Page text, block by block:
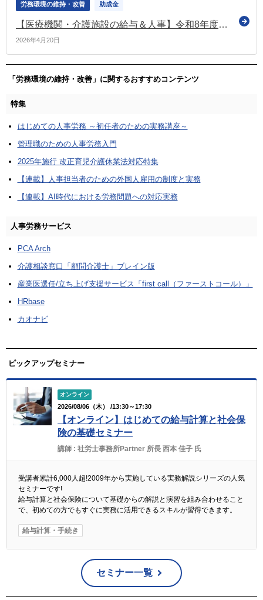
労務環境の維持・改善 助成金
【医療機関・介護施設の給与＆人事】令和8年度診療報酬改定におけるベースアップ評価料の主な変更点
2026年4月20日
「労務環境の維持・改善」に関するおすすめコンテンツ
特集
はじめての人事労務 ～初任者のための実務講座～
管理職のための人事労務入門
2025年施行 改正育児介護休業法対応特集
【連載】人事担当者のための外国人雇用の制度と実務
【連載】AI時代における労務問題への対応実務
人事労務サービス
PCA Arch
介護相談窓口「顧問介護士」ブレイン版
産業医選任/立ち上げ支援サービス「first call（ファーストコール）」
HRbase
カオナビ
ピックアップセミナー
オンライン
2026/08/06（木） /13:30～17:30
【オンライン】はじめての給与計算と社会保
険の基礎セミナー
講師 :社労士事務所Partner 所長 西本 佳子 氏
受講者累計6,000人超!2009年から実施している実務解説シリーズの人気
セミナーです!
給与計算と社会保険について基礎からの解説と演習を組み合わせること
で、初めての方でもすぐに実務に活用できるスキルが習得できます。
給与計算・手続き
セミナー一覧